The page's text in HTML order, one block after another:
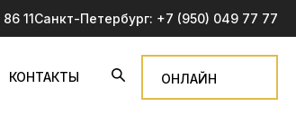
11Санкт-Петербург: +7 (950) 049 77 77
КОНТАКТЫ ОНЛАЙН